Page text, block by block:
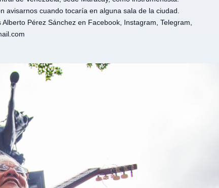
avisarnos cuando tocaría en alguna sala de la ciudad.
Pérez Sánchez en Facebook, Instagram, Telegram,